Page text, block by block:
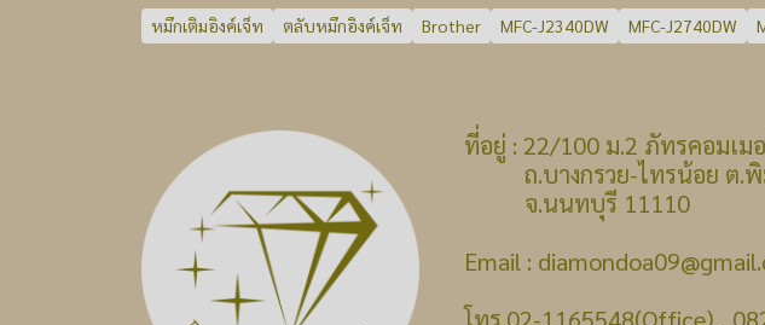
หมึกเติมอิงค์เจ็ท ตลับหมึกอิงค์เจ็ท Brother MFC-J2340DW MFC-J2740DW
ที่อยู่ : 22/100 ม.2 ภัทรคอมเม
ถ.บางกรวย-ไทรน้อย ต.พิม
จ.นนทบุรี 11110
Email :